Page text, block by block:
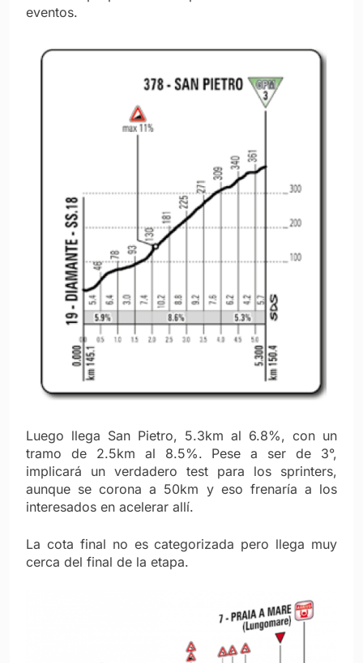
eventos.
Luego llega San Pietro, 5.3km al 6.8%, con un
tramo de 2.5km al 8.5%. Pese a ser de 3°,
implicará un verdadero test para los sprinters,
aunque se corona a 50km y eso frenaría a los
interesados en acelerar allí.
La cota final no es categorizada pero llega muy
cerca del final de la etapa.